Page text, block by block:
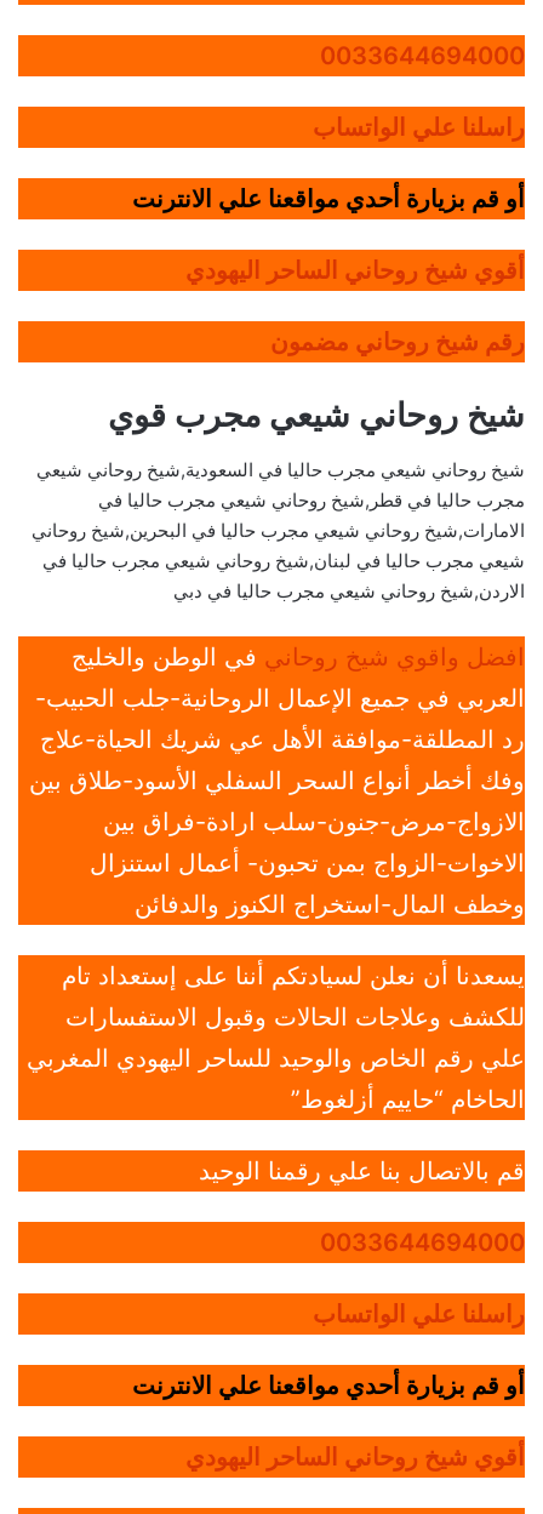
0033644694000
راسلنا علي الواتساب
أو قم بزيارة أحدي مواقعنا علي الانترنت
أقوي شيخ روحاني الساحر اليهودي
رقم شيخ روحاني مضمون
شيخ روحاني شيعي مجرب قوي
شيخ روحاني شيعي مجرب حاليا في السعودية,شيخ روحاني شيعي
مجرب حاليا في قطر,شيخ روحاني شيعي مجرب حاليا في
الامارات,شيخ روحاني شيعي مجرب حاليا في البحرين,شيخ روحاني
شيعي مجرب حاليا في لبنان,شيخ روحاني شيعي مجرب حاليا في
الاردن,شيخ روحاني شيعي مجرب حاليا في دبي
افضل واقوي شيخ روحاني في الوطن والخليج
العربي في جميع الإعمال الروحانية-جلب الحبيب-
رد المطلقة-موافقة الأهل عي شريك الحياة-علاج
وفك أخطر أنواع السحر السفلي الأسود-طلاق بين
الازواج-مرض-جنون-سلب ارادة-فراق بين
الاخوات-الزواج بمن تحبون- أعمال استنزال
وخطف المال-استخراج الكنوز والدفائن
يسعدنا أن نعلن لسيادتكم أننا على إستعداد تام
للكشف وعلاجات الحالات وقبول الاستفسارات
علي رقم الخاص والوحيد للساحر اليهودي المغربي
الحاخام “حاييم أزلغوط”
قم بالاتصال بنا علي رقمنا الوحيد
0033644694000
راسلنا علي الواتساب
أو قم بزيارة أحدي مواقعنا علي الانترنت
أقوي شيخ روحاني الساحر اليهودي